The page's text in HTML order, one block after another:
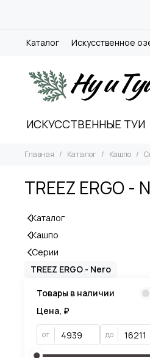
Каталог Искусственное
ИСКУССТВЕННЫЕ ТУИ
Главная Каталог Кашпо
TREEZ ERGO -
Каталог
Кашпо
Серии
TREEZ ERGO - Nero
Товары в наличии
Цена, ₽
от до